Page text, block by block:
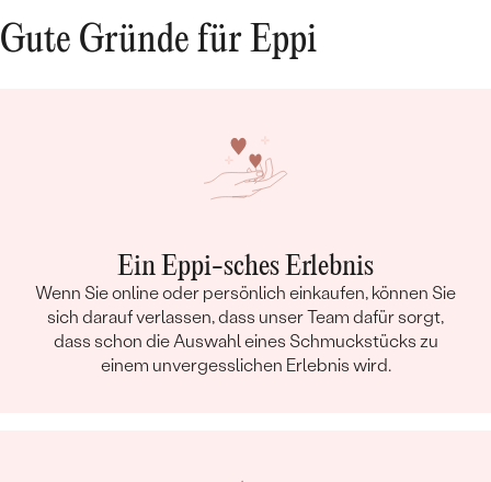
Gute Gründe für Eppi
Ein Eppi-sches Erlebnis
Wenn Sie online oder persönlich einkaufen, können Sie
sich darauf verlassen, dass unser Team dafür sorgt,
dass schon die Auswahl eines Schmuckstücks zu
einem unvergesslichen Erlebnis wird.